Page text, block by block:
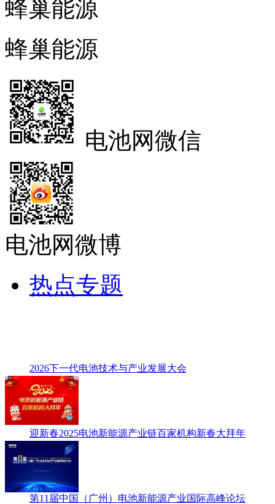
蜂巢能源
蜂巢能源
电池网微信
电池网微博
热点专题
2026下一代电池技术与产业发展大会
迎新春2025电池新能源产业链百家机构新春大拜年
第11届中国（广州）电池新能源产业国际高峰论坛